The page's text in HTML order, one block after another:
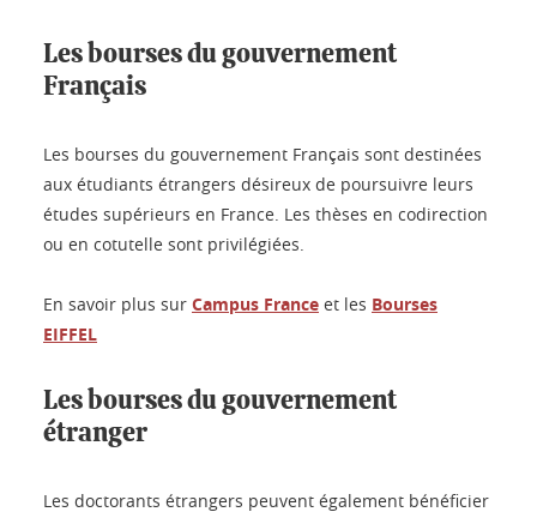
Les bourses du gouvernement
Français
Les bourses du gouvernement Français sont destinées
aux étudiants étrangers désireux de poursuivre leurs
études supérieurs en France. Les thèses en codirection
ou en cotutelle sont privilégiées.
En savoir plus sur Campus France et les Bourses
EIFFEL
Les bourses du gouvernement
étranger
Les doctorants étrangers peuvent également bénéficier